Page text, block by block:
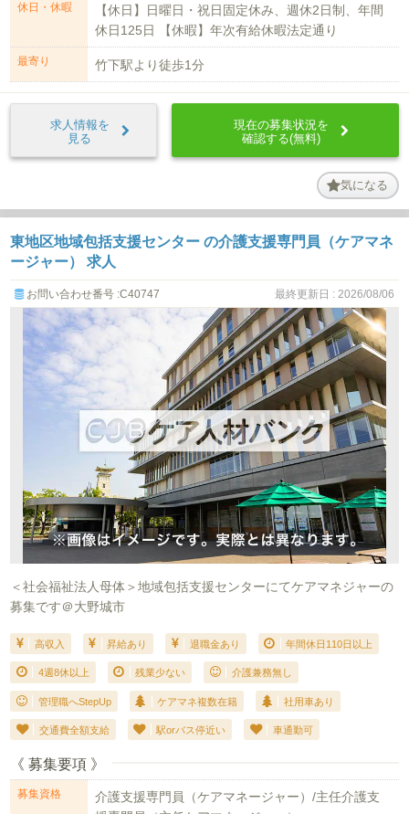
休日・休暇
【休日】日曜日・祝日固定休み、週休2日制、年間
休日125日 【休暇】年次有給休暇法定通り
最寄り 竹下駅より徒歩1分
求人情報を
見る
現在の募集状況を
確認する(無料)
気になる
東地区地域包括支援センター の介護支援専門員（ケアマネ
ージャー） 求人
お問い合わせ番号 :C40747 最終更新日 : 2026/08/06
＜社会福祉法人母体＞地域包括支援センターにてケアマネジャーの
募集です＠大野城市
高収入 昇給あり 退職金あり 年間休日110日以上
4週8休以上 残業少ない 介護兼務無し
管理職へStepUp ケアマネ複数在籍 社用車あり
交通費全額支給 駅orバス停近い 車通勤可
《 募集要項 》
募集資格
介護支援専門員（ケアマネージャー）/主任介護支